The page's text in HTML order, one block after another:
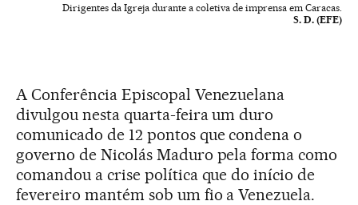
Dirigentes da Igreja durante a coletiva de imprensa em Caracas.
S. D. (EFE)
A Conferência Episcopal Venezuelana
divulgou nesta quarta-feira um duro
comunicado de 12 pontos que condena o
governo de Nicolás Maduro pela forma como
comandou a crise política que do início de
fevereiro mantém sob um fio a Venezuela.